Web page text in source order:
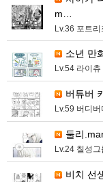
m…
Lv.36 포트리
소년 만
Lv.54 라이츄
버튜버
Lv.59 버디버
둘리
Lv.24 칠성그
비치 선